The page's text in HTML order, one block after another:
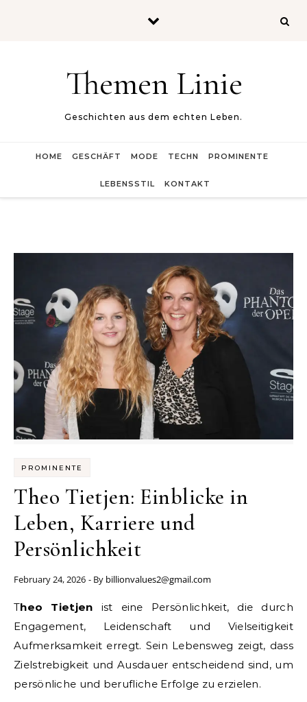
Themen Linie
Geschichten aus dem echten Leben.
HOME GESCHÄFT MODE TECHN PROMINENTE
LEBENSSTIL KONTAKT
PROMINENTE
Theo Tietjen: Einblicke in
Leben, Karriere und
Persönlichkeit
February 24, 2026 - By billionvalues2@gmail.com
Theo Tietjen ist eine Persönlichkeit, die durch
Engagement, Leidenschaft und Vielseitigkeit
Aufmerksamkeit erregt. Sein Lebensweg zeigt, dass
Zielstrebigkeit und Ausdauer entscheidend sind, um
persönliche und berufliche Erfolge zu erzielen.